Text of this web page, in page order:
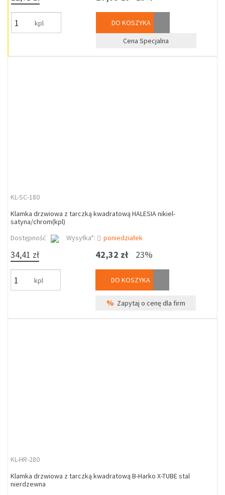
kpl
DO KOSZYKA
Cena Specjalna
KL-SC-180
Klamka drzwiowa z tarczką kwadratową HALESIA nikiel-
satyna/chrom(kpl)
Dostępność
Wysyłka*: poniedziałek
34,41 zł
kpl
42,32 zł 23%
DO KOSZYKA
% Zapytaj o cenę dla firm
KL-HR-280
Klamka drzwiowa z tarczką kwadratową B-Harko X-TUBE stal
nierdzewna